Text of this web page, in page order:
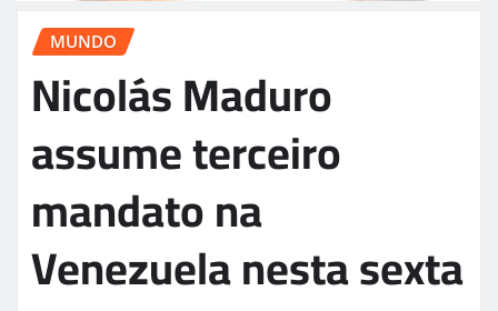
MUNDO
Nicolás Maduro
assume terceiro
mandato na
Venezuela nesta sexta